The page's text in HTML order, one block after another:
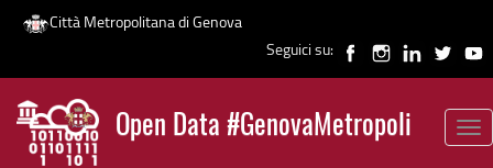
Salta
contenuto
principale
Città Metropolitana di Genova
Seguici su:
Open Data #GenovaMetropoli
News